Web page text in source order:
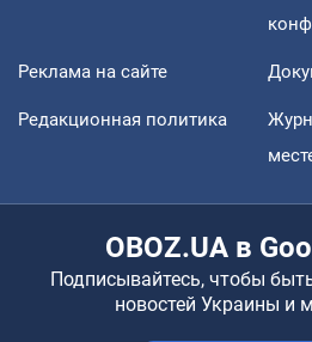
Реклама на сайте
Редакционная политика
OBOZ.UA в
Подписывайтесь, чтобы
новостей Украины и